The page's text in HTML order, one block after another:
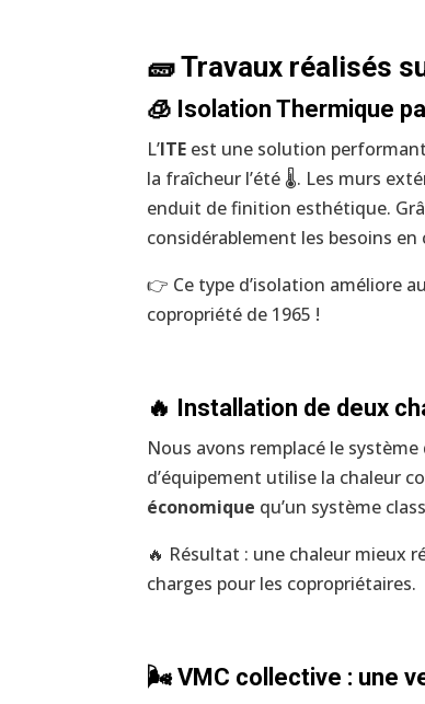
🧱 Travaux réalisés
🧊 Isolation Thermique
L’ITE est une solution
la fraîcheur l’été 🌡️. Les murs
enduit de finition esthétique.
considérablement les besoins en
👉 Ce type d’isolation améliore
copropriété de 1965 !
🔥 Installation de deux
Nous avons remplacé le
d’équipement utilise la chaleur
économique qu’un système
🔥 Résultat : une chaleur mieux
charges pour les copropriétaires.
🌬️ VMC collective : une